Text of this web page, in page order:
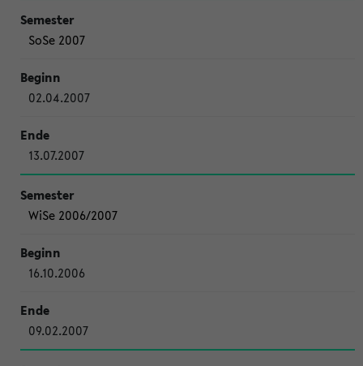
SoSe 2007
02.04.2007
13.07.2007
WiSe 2006/2007
16.10.2006
09.02.2007